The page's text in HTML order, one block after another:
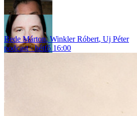
Bede Márton,Winkler Róbert, Uj Péter
podcast
hétfő 16:00